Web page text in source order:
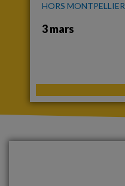
HORS MONTPELLIER
3 mars